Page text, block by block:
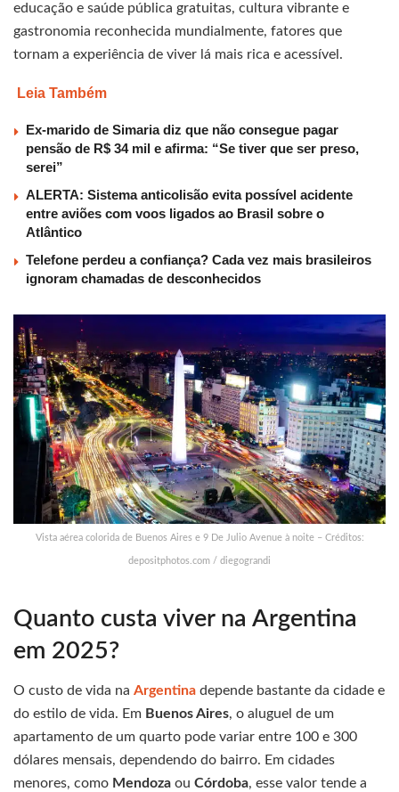
educação e saúde pública gratuitas, cultura vibrante e
gastronomia reconhecida mundialmente, fatores que
tornam a experiência de viver lá mais rica e acessível.
Leia Também
Ex-marido de Simaria diz que não consegue pagar
pensão de R$ 34 mil e afirma: “Se tiver que ser preso,
serei”
ALERTA: Sistema anticolisão evita possível acidente
entre aviões com voos ligados ao Brasil sobre o
Atlântico
Telefone perdeu a confiança? Cada vez mais brasileiros
ignoram chamadas de desconhecidos
Vista aérea colorida de Buenos Aires e 9 De Julio Avenue à noite – Créditos:
depositphotos.com / diegograndi
Quanto custa viver na Argentina
em 2025?
O custo de vida na Argentina depende bastante da cidade e
do estilo de vida. Em Buenos Aires, o aluguel de um
apartamento de um quarto pode variar entre 100 e 300
dólares mensais, dependendo do bairro. Em cidades
menores, como Mendoza ou Córdoba, esse valor tende a